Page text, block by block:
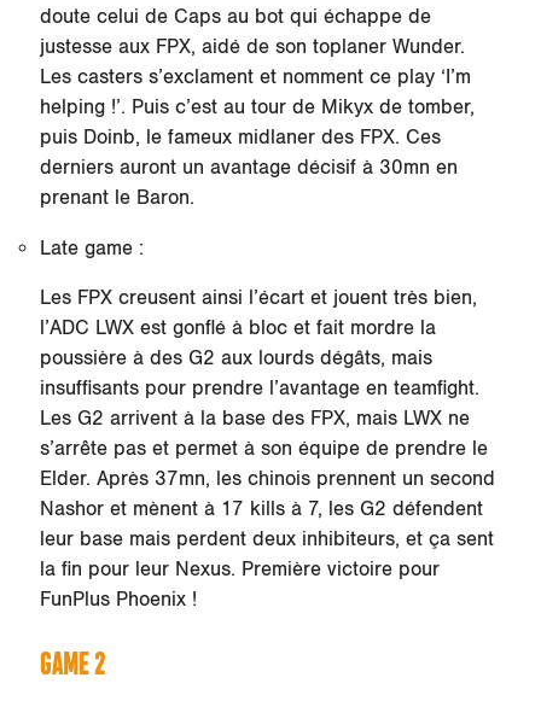
doute celui de Caps au bot qui échappe de
justesse aux FPX, aidé de son toplaner Wunder.
Les casters s’exclament et nomment ce play ‘I’m
helping !’. Puis c’est au tour de Mikyx de tomber,
puis Doinb, le fameux midlaner des FPX. Ces
derniers auront un avantage décisif à 30mn en
prenant le Baron.
Late game :
Les FPX creusent ainsi l’écart et jouent très bien,
l’ADC LWX est gonflé à bloc et fait mordre la
poussière à des G2 aux lourds dégâts, mais
insuffisants pour prendre l’avantage en teamfight.
Les G2 arrivent à la base des FPX, mais LWX ne
s’arrête pas et permet à son équipe de prendre le
Elder. Après 37mn, les chinois prennent un second
Nashor et mènent à 17 kills à 7, les G2 défendent
leur base mais perdent deux inhibiteurs, et ça sent
la fin pour leur Nexus. Première victoire pour
FunPlus Phoenix !
GAME 2